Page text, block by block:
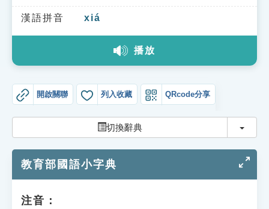
生命大百科索引
漢語拼音 xiá
播放
開啟關聯 列入收藏 QRcode分享
切換辭典 切換
教育部國語小字典
注音：